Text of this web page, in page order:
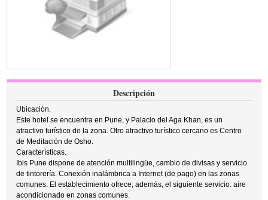
Descripción
Ubicación.
Este hotel se encuentra en Pune, y Palacio del Aga Khan, es un
atractivo turístico de la zona. Otro atractivo turístico cercano es Centro
de Meditación de Osho.
Características.
Ibis Pune dispone de atención multilingüe, cambio de divisas y servicio
de tintorería. Conexión inalámbrica a Internet (de pago) en las zonas
comunes. El establecimiento ofrece, además, el siguiente servicio: aire
acondicionado en zonas comunes.